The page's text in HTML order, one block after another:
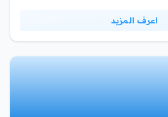
اعرف المزيد